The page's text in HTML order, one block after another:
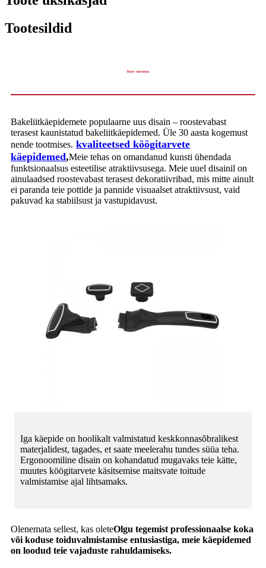
Tootesildid
Toote tutvustus
Bakeliitkäepidemete populaarne uus disain – roostevabast
terasest kaunistatud bakeliitkäepidemed. Üle 30 aasta kogemust
nende tootmises. kvaliteetsed köögitarvete
käepidemed,Meie tehas on omandanud kunsti ühendada
funktsionaalsus esteetilise atraktiivsusega. Meie uuel disainil on
ainulaadsed roostevabast terasest dekoratiivribad, mis mitte ainult
ei paranda teie pottide ja pannide visuaalset atraktiivsust, vaid
pakuvad ka stabiilsust ja vastupidavust.
Iga käepide on hoolikalt valmistatud keskkonnasõbralikest
materjalidest, tagades, et saate meelerahu tundes süüa teha.
Ergonoomiline disain on kohandatud mugavaks teie kätte,
muutes köögitarvete käsitsemise maitsvate toitude
valmistamise ajal lihtsamaks.
Olenemata sellest, kas oleteOlgu tegemist professionaalse koka
või koduse toiduvalmistamise entusiastiga, meie käepidemed
on loodud teie vajaduste rahuldamiseks.